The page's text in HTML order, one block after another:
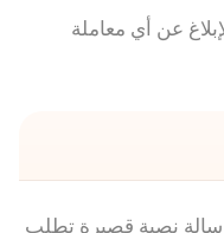
عن أي معاملة
رسالة نصية قصيرة تطلب